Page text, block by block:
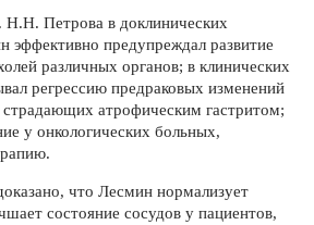
Петрова в доклинических
эффективно предупреждал развитие
различных органов; в клинических
регрессию предраковых изменений
страдающих атрофическим гастритом;
у онкологических больных,
что Лесмин нормализует
состояние сосудов у пациентов,